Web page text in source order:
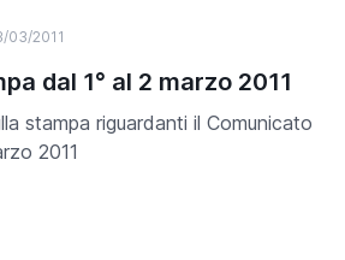
03/2011
dal 1° al 2 marzo 2011
stampa riguardanti il Comunicato
2011